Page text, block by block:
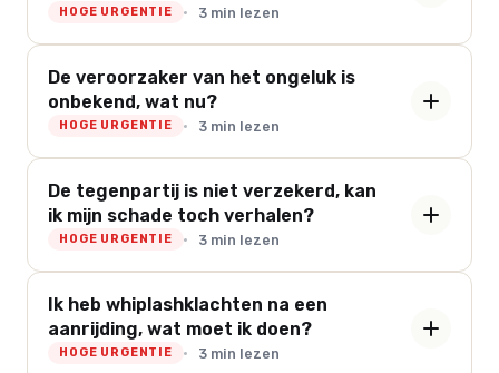
HOGE URGENTIE 3 min lezen
De veroorzaker van het ongeluk is
onbekend, wat nu?
HOGE URGENTIE 3 min lezen
De tegenpartij is niet verzekerd, kan
ik mijn schade toch verhalen?
HOGE URGENTIE 3 min lezen
Ik heb whiplashklachten na een
aanrijding, wat moet ik doen?
HOGE URGENTIE 3 min lezen